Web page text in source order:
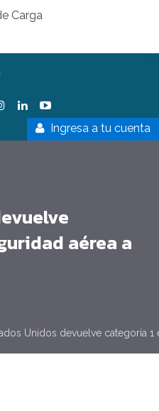
Ingresa a tu cuenta
aérea a
Unidos devuelve categoría